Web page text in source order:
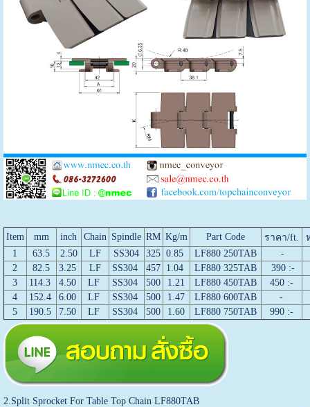
Item mm inch Chain Spindle RM Kg/m Part Code ราคา/ft.
1
63.5 2.50 LF SS304 325 0.85 LF880 250TAB
-
2
82.5 3.25 LF SS304 457 1.04 LF880 325TAB
390 :-
3
114.3 4.50 LF SS304 500 1.21 LF880 450TAB
450 :-
4
152.4 6.00 LF SS304 500 1.47 LF880 600TAB
-
5
190.5 7.50 LF SS304 500 1.60 LF880 750TAB 990 :-
2.Split Sprocket For Table Top Chain LF880TAB